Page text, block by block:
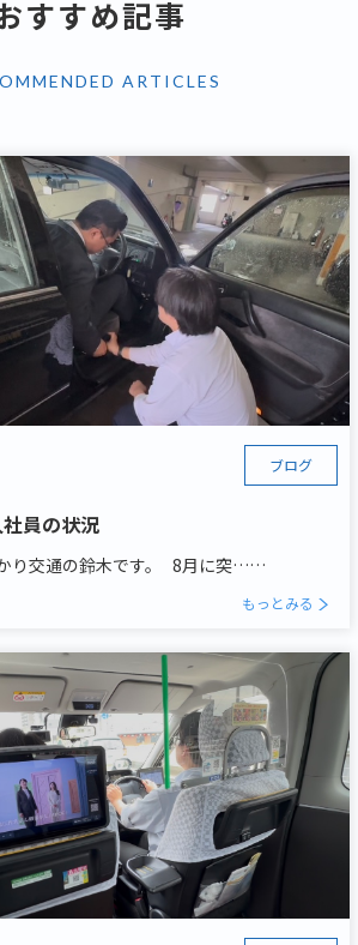
すすめ記事
ARTICLES
ブログ
員の状況
り交通の鈴木です。 8月に突……
もっとみる